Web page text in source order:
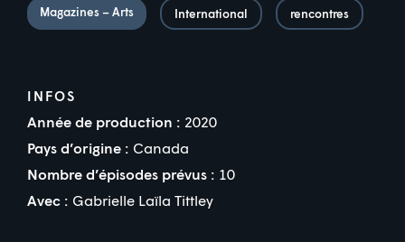
Magazines – Arts International rencontres
INFOS
Année de production : 2020
Pays d’origine : Canada
Nombre d’épisodes prévus : 10
Avec : Gabrielle Laïla Tittley